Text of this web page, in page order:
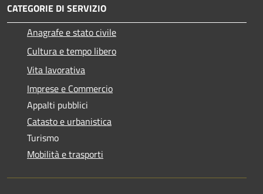
CATEGORIE DI SERVIZIO
Anagrafe e stato civile
Cultura e tempo libero
Vita lavorativa
Imprese e Commercio
Appalti pubblici
Catasto e urbanistica
Turismo
Mobilità e trasporti